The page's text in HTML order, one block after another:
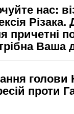
нас:
причетні
Ваша
проти